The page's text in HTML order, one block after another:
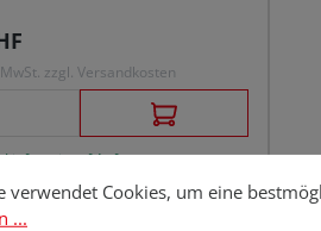
Preis:
zzgl. Versandkosten
auf Anfrage
Cookies, um eine
verwendet Cookies, um eine
...